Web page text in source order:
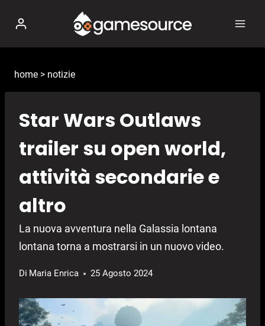
contenuto
home > notizie
Star Wars Outlaws
trailer su open world,
attività secondarie e
altro
La nuova avventura nella Galassia lontana
lontana torna a mostrarsi in un nuovo video.
Di Maria Enrica 25 Agosto 2024